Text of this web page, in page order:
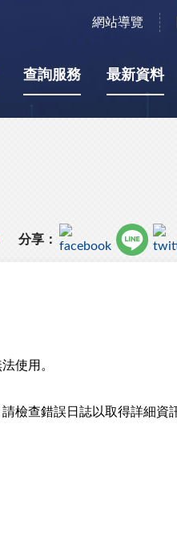
網站導覽
查詢服務 最新資料
分享：